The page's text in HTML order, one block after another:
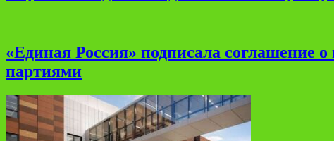
«Единая Россия» подписала соглашение
партиями